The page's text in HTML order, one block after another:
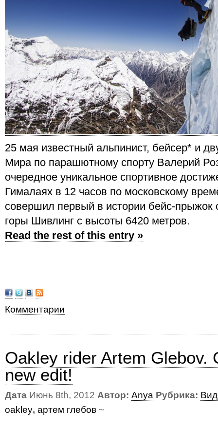
25 мая известный альпинист, бейсер* и
Мира по парашютному спорту Валерий
очередное уникальное спортивное
Гималаях в 12 часов по московскому
совершил первый в истории бейс-прыжок
горы Шивлинг с высоты 6420 метров.
Read the rest of this entry »
Комментарии
Oakley rider Artem Glebov.
new edit!
Дата Июнь 8th, 2012 Автор: Anya Рубрика:
oakley, артем глебов ~